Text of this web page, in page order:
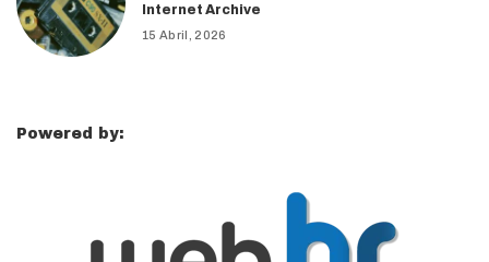
Internet Archive
15 Abril, 2026
Powered by: